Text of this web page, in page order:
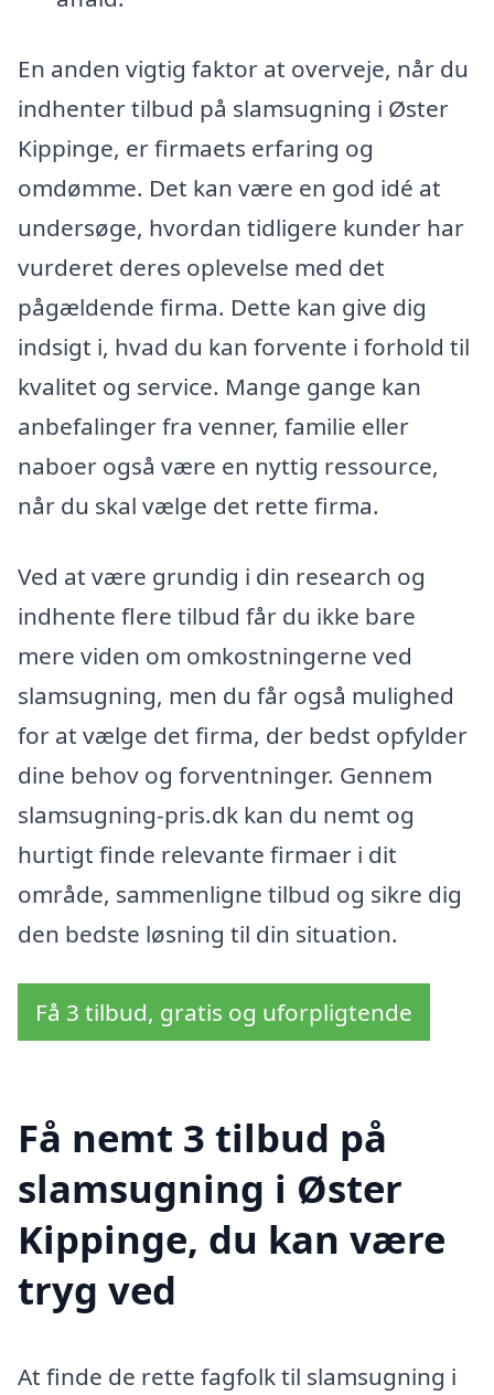
En anden vigtig faktor at overveje, når du
indhenter tilbud på slamsugning i Øster
Kippinge, er firmaets erfaring og
omdømme. Det kan være en god idé at
undersøge, hvordan tidligere kunder har
vurderet deres oplevelse med det
pågældende firma. Dette kan give dig
indsigt i, hvad du kan forvente i forhold til
kvalitet og service. Mange gange kan
anbefalinger fra venner, familie eller
naboer også være en nyttig ressource,
når du skal vælge det rette firma.
Ved at være grundig i din research og
indhente flere tilbud får du ikke bare
mere viden om omkostningerne ved
slamsugning, men du får også mulighed
for at vælge det firma, der bedst opfylder
dine behov og forventninger. Gennem
slamsugning-pris.dk kan du nemt og
hurtigt finde relevante firmaer i dit
område, sammenligne tilbud og sikre dig
den bedste løsning til din situation.
Få 3 tilbud, gratis og uforpligtende
Få nemt 3 tilbud på
slamsugning i Øster
Kippinge, du kan være
tryg ved
At finde de rette fagfolk til slamsugning i